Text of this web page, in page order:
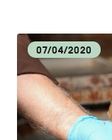
07/04/2020